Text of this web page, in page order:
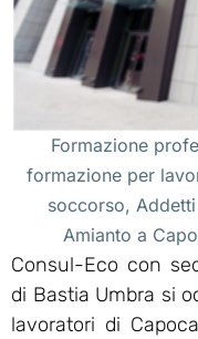
Formazione
formazione per
soccorso,
Amianto a
Consul-Eco con
di Bastia Umbra si
lavoratori di